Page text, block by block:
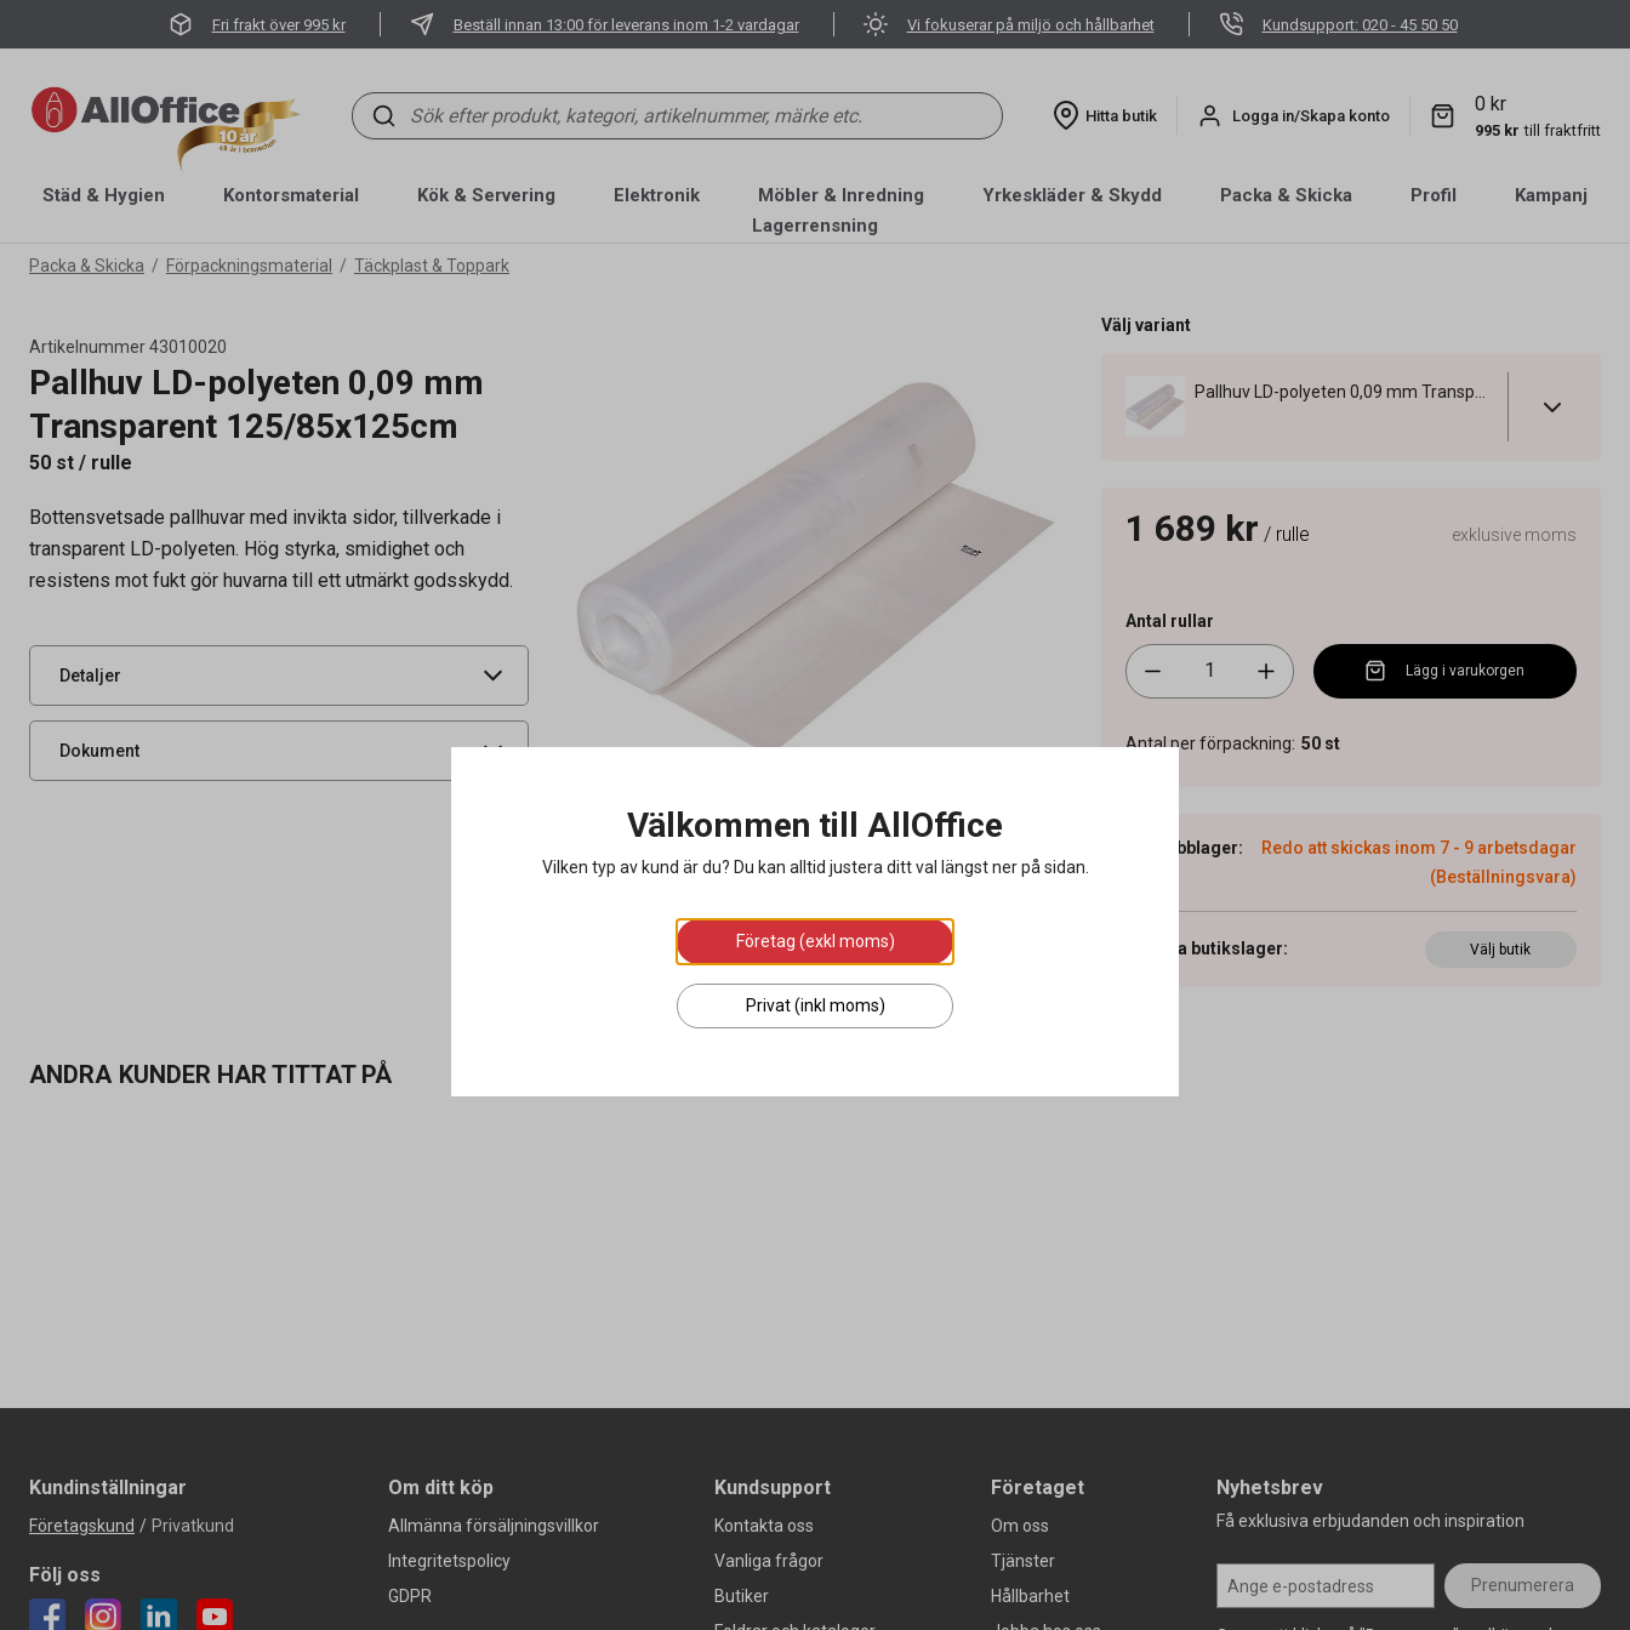
Fri frakt över 995 kr Beställ innan 13:00 för leverans inom 1-2 vardagar Vi fokuserar på miljö och hållbarhet Kundsupport: 020 - 45 50 50
Hitta butik Logga in/Skapa konto
0 kr
995 kr till fraktfritt
Städ & Hygien Kontorsmaterial Kök & Servering Elektronik Möbler & Inredning Yrkeskläder & Skydd Packa & Skicka Profil
Kampanj
Lagerrensning
Packa & Skicka Förpackningsmaterial Täckplast & Toppark
Artikelnummer43010020
Pallhuv LD-polyeten 0,09 mm
Transparent 125/85x125cm
50 st / rulle
Bottensvetsade pallhuvar med invikta sidor, tillverkade i
transparent LD-polyeten. Hög styrka, smidighet och
resistens mot fukt gör huvarna till ett utmärkt godsskydd.
Detaljer
Artikelnummer 43010020
UNSPSC 24112500
Dokument
Produktdatablad
Välj variant
1 689 kr / rulle exklusive moms
Antal rullar
Lägg i varukorgen
Antal per förpackning: 50 st
Webblager:
Redo att skickas inom 7 - 9 arbetsdagar
(Beställningsvara)
Visa butikslager: Välj butik
ANDRA KUNDER HAR TITTAT PÅ
Kundinställningar
Företagskund / Privatkund
Följ oss
Om ditt köp
Allmänna försäljningsvillkor
Integritetspolicy
GDPR
Kundsupport
Kontakta oss
Vanliga frågor
Butiker
Företaget
Om oss
Tjänster
Hållbarhet
Nyhetsbrev
Få exklusiva erbjudanden och inspiration
Prenumerera
Välkommen till AllOffice
Vilken typ av kund är du? Du kan alltid justera ditt val längst ner på sidan.
Företag (exkl moms)
Privat (inkl moms)